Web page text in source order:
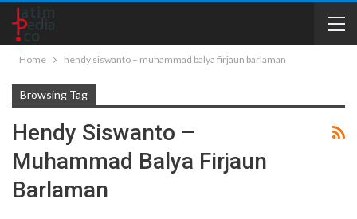
Home hendy siswanto – muhammad balya firjaun barlaman
Browsing Tag
Hendy Siswanto –
Muhammad Balya Firjaun
Barlaman